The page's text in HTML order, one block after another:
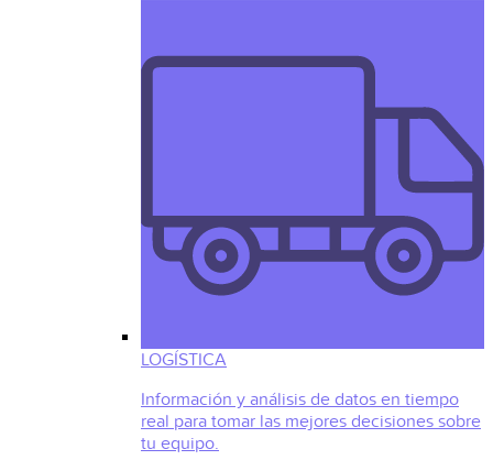
LOGÍSTICA
Información y análisis de datos en tiempo
real para tomar las mejores decisiones sobre
tu equipo.